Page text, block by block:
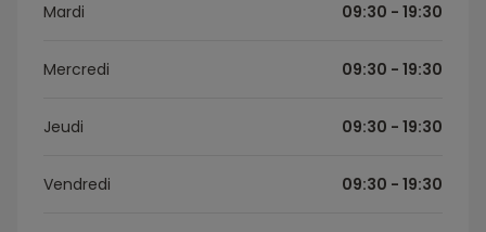
Mardi 09:30 - 19:30
Mercredi 09:30 - 19:30
Jeudi 09:30 - 19:30
Vendredi 09:30 - 19:30